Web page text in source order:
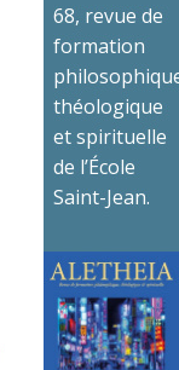
68, revue de
formation
théologique
et spirituelle
de l’École
Saint-Jean.